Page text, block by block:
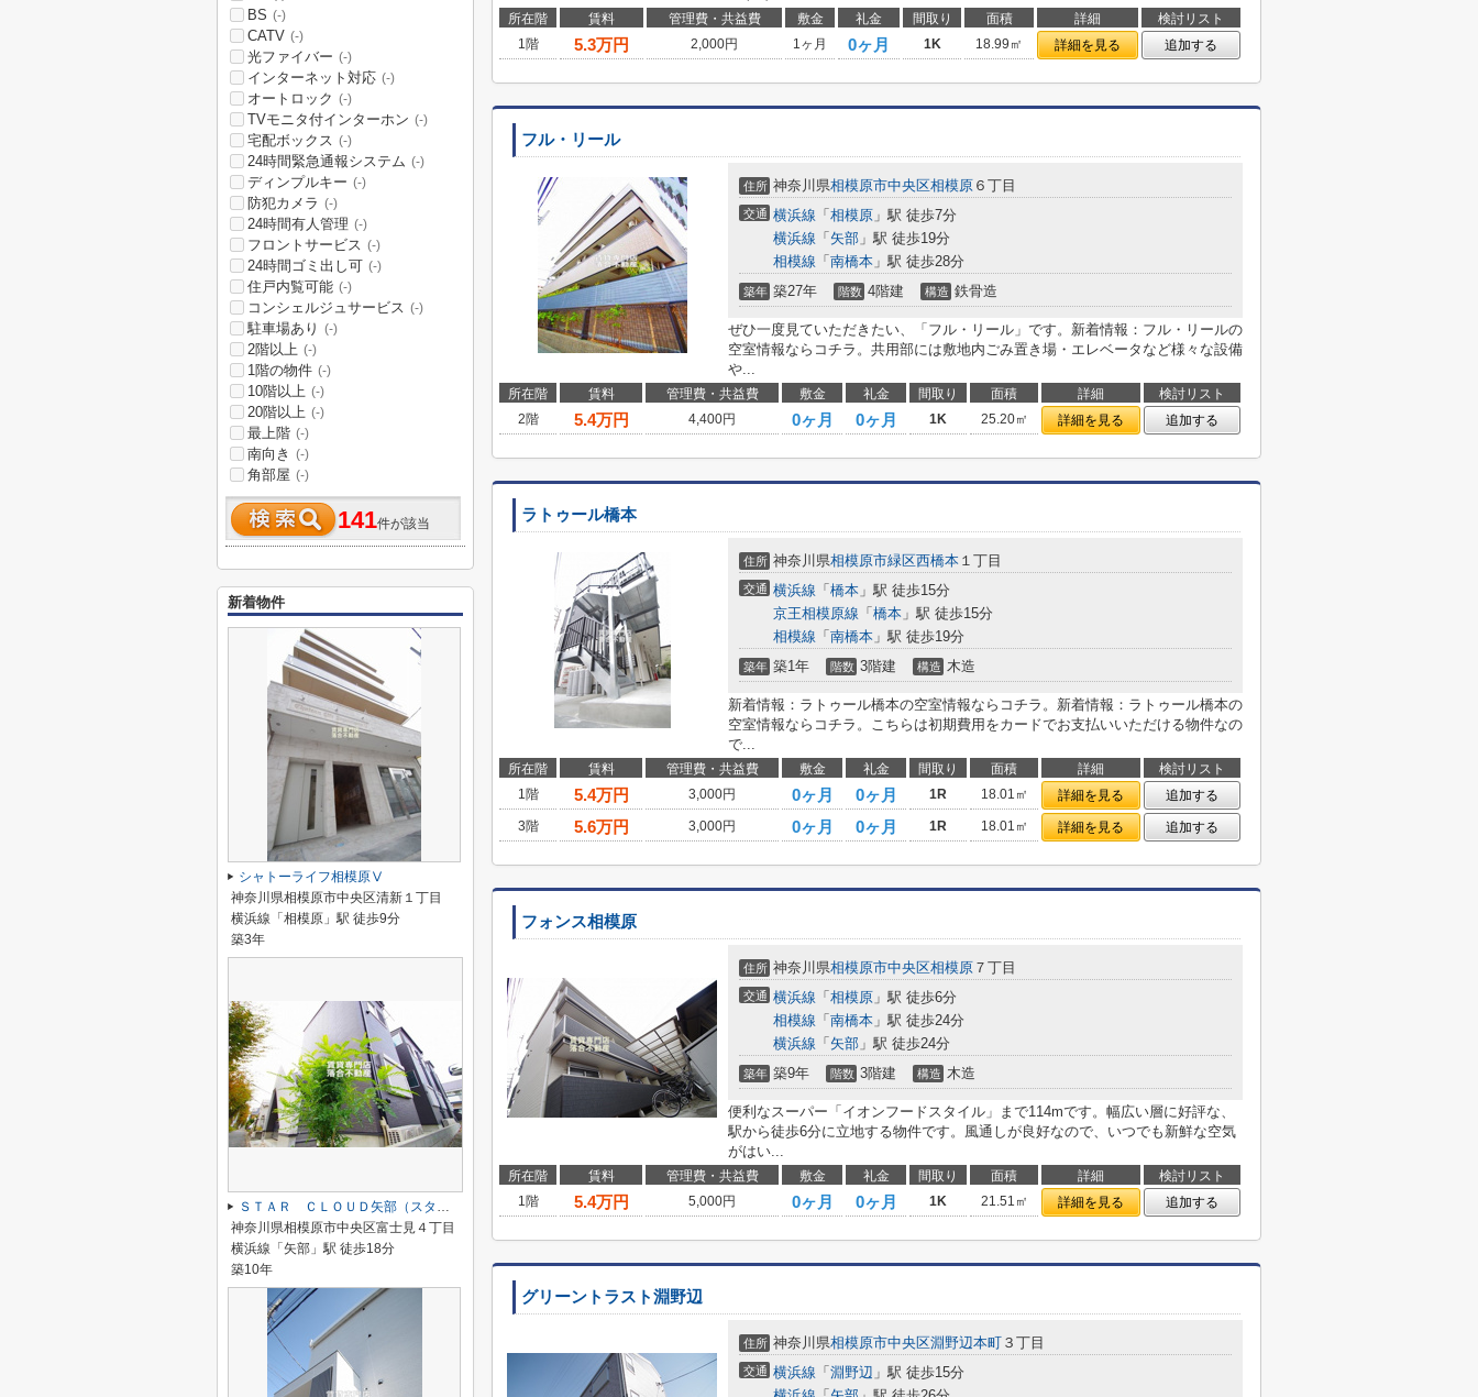
所在階 賃料 管理費・共益費 敷金 礼金 間取り 面積 詳細
検討リスト
1階
5.3万円 2,000円 1ヶ月 0ヶ月 1K 18.99㎡ 詳細を見る 追加する
フル・リール
住所 神奈川県相模原市中央区相模原 ６丁目
交通 横浜線 「 相模原 」駅 徒歩7分
横浜線 「 矢部 」駅 徒歩19分
相模線 「 南橋本 」駅 徒歩28分
築年 築27年 階数 4階建 構造 鉄骨造
ぜひ一度見ていただきたい、「フル・リール」です。新着情報：フル・リールの
空室情報ならコチラ。共用部には敷地内ごみ置き場・エレベータなど様々な設備
や...
所在階 賃料 管理費・共益費 敷金 礼金 間取り 面積 詳細
検討リスト
2階
5.4万円 4,400円 0ヶ月 0ヶ月 1K 25.20㎡ 詳細を見る 追加する
ラトゥール橋本
住所 神奈川県相模原市緑区西橋本 １丁目
交通 横浜線 「 橋本 」駅 徒歩15分
京王相模原線 「 橋本 」駅 徒歩15分
相模線 「 南橋本 」駅 徒歩19分
築年 築1年 階数 3階建 構造 木造
新着情報：ラトゥール橋本の空室情報ならコチラ。新着情報：ラトゥール橋本の
空室情報ならコチラ。こちらは初期費用をカードでお支払いいただける物件なの
で...
所在階 賃料 管理費・共益費 敷金 礼金 間取り 面積 詳細
検討リスト
1階
5.4万円 3,000円 0ヶ月 0ヶ月 1R 18.01㎡ 詳細を見る
追加する
3階
5.6万円 3,000円 0ヶ月 0ヶ月 1R 18.01㎡ 詳細を見る 追加する
フォンス相模原
住所 神奈川県相模原市中央区相模原 ７丁目
交通 横浜線 「 相模原 」駅 徒歩6分
相模線 「 南橋本 」駅 徒歩24分
横浜線 「 矢部 」駅 徒歩24分
築年 築9年 階数 3階建 構造 木造
便利なスーパー「イオンフードスタイル」まで114mです。幅広い層に好評な、
駅から徒歩6分に立地する物件です。風通しが良好なので、いつでも新鮮な空気
がはい...
所在階 賃料 管理費・共益費 敷金 礼金 間取り 面積 詳細
検討リスト
1階
5.4万円 5,000円 0ヶ月 0ヶ月 1K 21.51㎡ 詳細を見る 追加する
グリーントラスト淵野辺
住所 神奈川県相模原市中央区淵野辺本町 ３丁目
交通 横浜線 「 淵野辺 」駅 徒歩15分
BS (-)
CATV (-)
光ファイバー (-)
インターネット対応 (-)
オートロック (-)
TVモニタ付インターホン (-)
宅配ボックス (-)
24時間緊急通報システム (-)
ディンプルキー (-)
防犯カメラ (-)
24時間有人管理 (-)
フロントサービス (-)
24時間ゴミ出し可 (-)
住戸内覧可能 (-)
コンシェルジュサービス (-)
駐車場あり (-)
2階以上 (-)
1階の物件 (-)
10階以上 (-)
20階以上 (-)
最上階 (-)
南向き (-)
角部屋 (-)
141件が該当
新着物件
シャトーライフ相模原Ⅴ
神奈川県相模原市中央区清新１丁目
横浜線「相模原」駅 徒歩9分
築3年
ＳＴＡＲ ＣＬＯＵＤ矢部（スタークラウド矢部）
神奈川県相模原市中央区富士見４丁目
横浜線「矢部」駅 徒歩18分
築10年